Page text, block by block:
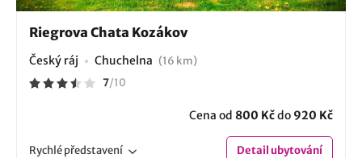
Riegrova Chata Kozákov
Český ráj Chuchelna (16 km)
7/10
Cena od 800 Kčdo 920 Kč
Rychlépředstavení Detailubytování